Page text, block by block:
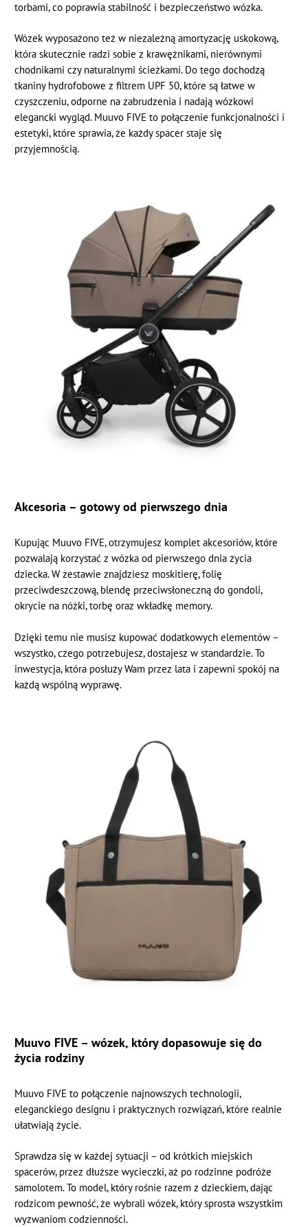
torbami, co poprawia stabilność i bezpieczeństwo wózka.
Wózek wyposażono też w niezależną amortyzację uskokową,
która skutecznie radzi sobie z krawężnikami, nierównymi
chodnikami czy naturalnymi ścieżkami. Do tego dochodzą
tkaniny hydrofobowe z filtrem UPF 50, które są łatwe w
czyszczeniu, odporne na zabrudzenia i nadają wózkowi
elegancki wygląd. Muuvo FIVE to połączenie funkcjonalności i
estetyki, które sprawia, że każdy spacer staje się
przyjemnością.
Akcesoria – gotowy od pierwszego dnia
Kupując Muuvo FIVE, otrzymujesz komplet akcesoriów, które
pozwalają korzystać z wózka od pierwszego dnia życia
dziecka. W zestawie znajdziesz moskitierę, folię
przeciwdeszczową, blendę przeciwsłoneczną do gondoli,
okrycie na nóżki, torbę oraz wkładkę memory.
Dzięki temu nie musisz kupować dodatkowych elementów –
wszystko, czego potrzebujesz, dostajesz w standardzie. To
inwestycja, która posłuży Wam przez lata i zapewni spokój na
każdą wspólną wyprawę.
Muuvo FIVE – wózek, który dopasowuje się do
życia rodziny
Muuvo FIVE to połączenie najnowszych technologii,
eleganckiego designu i praktycznych rozwiązań, które realnie
ułatwiają życie.
Sprawdza się w każdej sytuacji – od krótkich miejskich
spacerów, przez dłuższe wycieczki, aż po rodzinne podróże
samolotem. To model, który rośnie razem z dzieckiem, dając
rodzicom pewność, że wybrali wózek, który sprosta wszystkim
wyzwaniom codzienności.